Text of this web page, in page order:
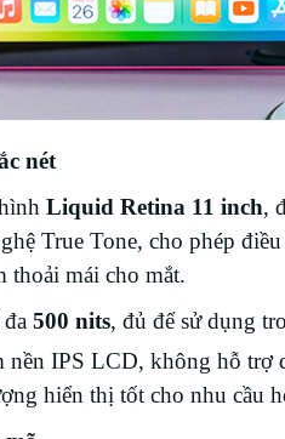
nét
Liquid Retina 11 inch,
True Tone, cho phép
thoải mái cho mắt.
500 nits, đủ để sử dụng
nền IPS LCD, không hỗ trợ
hiển thị tốt cho nhu cầu